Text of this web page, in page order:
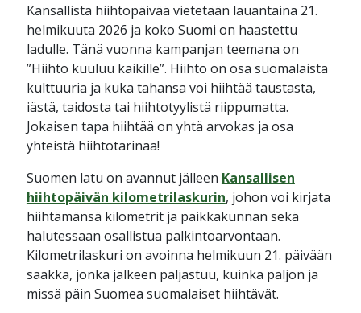
Kansallista hiihtopäivää vietetään lauantaina 21.
helmikuuta 2026 ja koko Suomi on haastettu
ladulle. Tänä vuonna kampanjan teemana on
”Hiihto kuuluu kaikille”. Hiihto on osa suomalaista
kulttuuria ja kuka tahansa voi hiihtää taustasta,
iästä, taidosta tai hiihtotyylistä riippumatta.
Jokaisen tapa hiihtää on yhtä arvokas ja osa
yhteistä hiihtotarinaa!
Suomen latu on avannut jälleen Kansallisen
hiihtopäivän kilometrilaskurin, johon voi kirjata
hiihtämänsä kilometrit ja paikkakunnan sekä
halutessaan osallistua palkintoarvontaan.
Kilometrilaskuri on avoinna helmikuun 21. päivään
saakka, jonka jälkeen paljastuu, kuinka paljon ja
missä päin Suomea suomalaiset hiihtävät.